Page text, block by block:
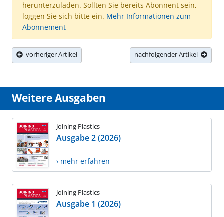
herunterzuladen. Sollten Sie bereits Abonnent sein,
loggen Sie sich bitte ein. Mehr Informationen zum
Abonnement
vorheriger Artikel nachfolgender Artikel
Weitere Ausgaben
Joining Plastics
Ausgabe 2 (2026)
› mehr erfahren
Joining Plastics
Ausgabe 1 (2026)